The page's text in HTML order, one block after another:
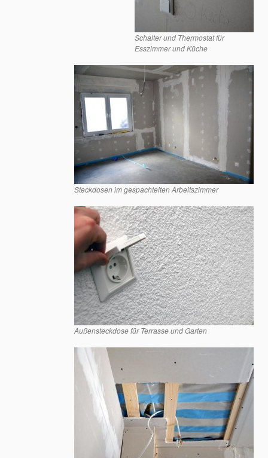
Schalter und Thermostat für
Esszimmer und Küche
Steckdosen im gespachtelten Arbeitszimmer
Außensteckdose für Terrasse und Garten